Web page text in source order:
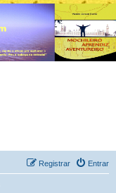
Entrar
Registrar